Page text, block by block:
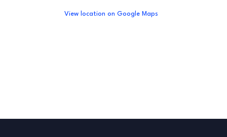
View location on Google Maps